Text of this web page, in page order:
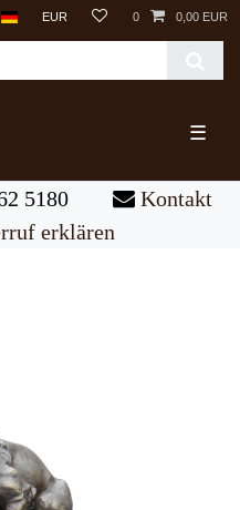
EUR 0 0,00 EUR
☰
5180
Kontakt
erklären